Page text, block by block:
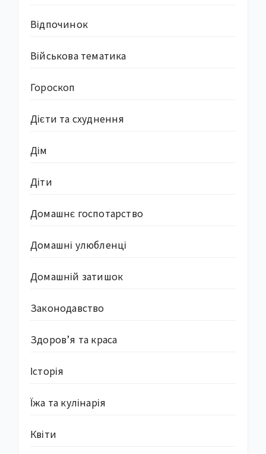
Відпочинок
Військова тематика
Гороскоп
Дієти та схуднення
Дім
Діти
Домашнє госпотарство
Домашні улюбленці
Домашній затишок
Законодавство
Здоров’я та краса
Історія
Їжа та кулінарія
Квіти